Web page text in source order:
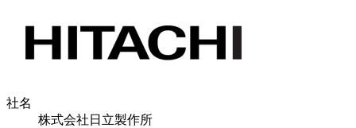
社名
株式会社日立製作所